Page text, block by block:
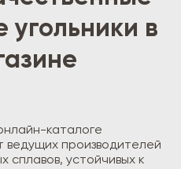
угольники в
каталоге
ведущих производителей
сплавов, устойчивых к